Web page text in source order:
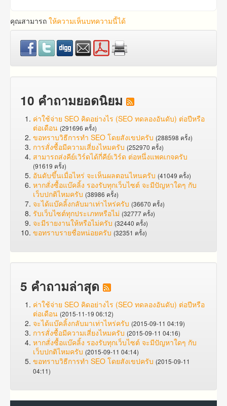
คุณสามารถ ให้ความเห็นบทความนี้ได้
10 คำถามยอดนิยม
ค่าใช้จ่าย SEO คิดอย่างไร (SEO ทดลองอันดับ) ต่อปีหรือ
ต่อเดือน (291696 ครั้ง)
ขอทราบวิธีการทำ SEO โดยสังเขปครับ (288598 ครั้ง)
การสั่งซื้อมีความเสี่ยงไหมครับ (252970 ครั้ง)
สามารถส่งคีย์เวิร์ดได้กี่คีย์เวิร์ด ต่อหนึ่งแพคเกจครับ
(91619 ครั้ง)
อันดับขึ้นเมื่อไหร่ จะเห็นผลตอนไหนครับ (41049 ครั้ง)
หากสั่งซื้อแบ๊คลิ้ง รองรับทุกเว็บไซต์ จะมีปัญหาใดๆ กับ
เว็บปกติไหมครับ (38986 ครั้ง)
จะได้แบ๊คลิ้งกลับมาเท่าไหร่ครับ (36670 ครั้ง)
รับเว็บไซต์ทุกประเภทหรือไม่ (32777 ครั้ง)
จะมีรายงานให้หรือไม่ครับ (32440 ครั้ง)
ขอทราบรายชื่อหน่อยครับ (32351 ครั้ง)
5 คำถามล่าสุด
ค่าใช้จ่าย SEO คิดอย่างไร (SEO ทดลองอันดับ) ต่อปีหรือ
ต่อเดือน (2015-11-19 06:12)
จะได้แบ๊คลิ้งกลับมาเท่าไหร่ครับ (2015-09-11 04:19)
การสั่งซื้อมีความเสี่ยงไหมครับ (2015-09-11 04:16)
หากสั่งซื้อแบ๊คลิ้ง รองรับทุกเว็บไซต์ จะมีปัญหาใดๆ กับ
เว็บปกติไหมครับ (2015-09-11 04:14)
ขอทราบวิธีการทำ SEO โดยสังเขปครับ (2015-09-11
04:11)